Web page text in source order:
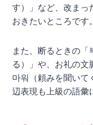
す）」など、改まっ
おきたいところです。
また、断るときの
る）」や、お礼の文
마워（頼みを聞いて
辺表現も上級の語彙